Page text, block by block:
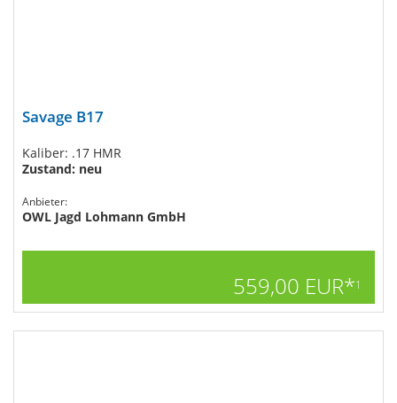
Savage B17
Kaliber: .17 HMR
Zustand: neu
Anbieter:
OWL Jagd Lohmann GmbH
559,00 EUR*1